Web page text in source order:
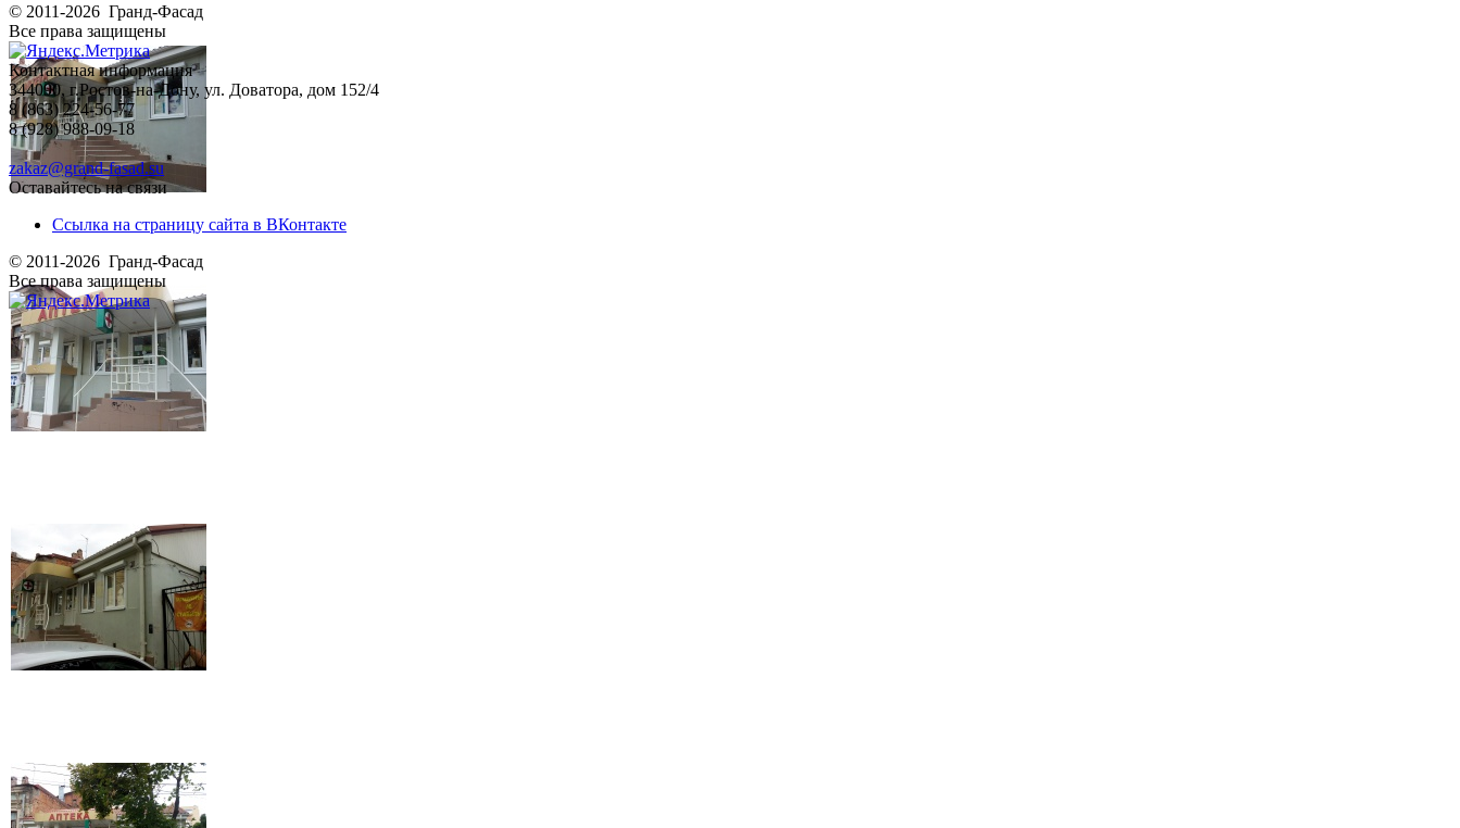
© 2011-2026 Гранд-Фасад
Все права защищены
Контактная информация
344090, г.Ростов-на-Дону, ул. Доватора, дом 152/4
8 (863) 224-56-77
8 (928) 988-09-18
zakaz@grand-fasad.su
Оставайтесь на связи
Ссылка на страницу сайта в ВКонтакте
© 2011-2026 Гранд-Фасад
Все права защищены